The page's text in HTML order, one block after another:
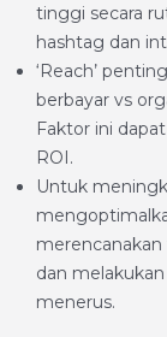
tinggi secara
hashtag dan
‘Reach’
berbayar vs
Faktor ini
ROI.
Untuk
dan
menerus.